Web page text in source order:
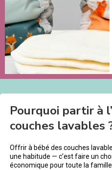
Pourquoi partir à
couches lavables
Offrir à bébé des couches
une habitude — c’est faire un
économique pour toute la famille.